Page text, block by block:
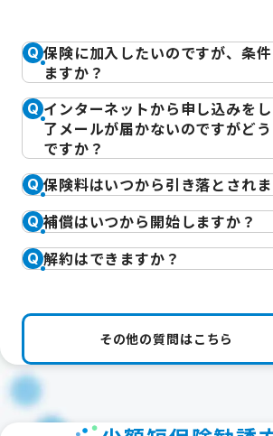
Q 保険に加入したいのですが、条
ますか？
Q インターネットから申し込みを
了メールが届かないのですがど
ですか？
Q 保険料はいつから引き落とされま
Q 補償はいつから開始しますか？
Q 解約はできますか？
その他の質問はこちら